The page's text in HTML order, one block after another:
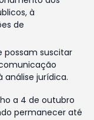
à
de
possam suscitar
análise jurídica.
a 4 de outubro
permanecer até